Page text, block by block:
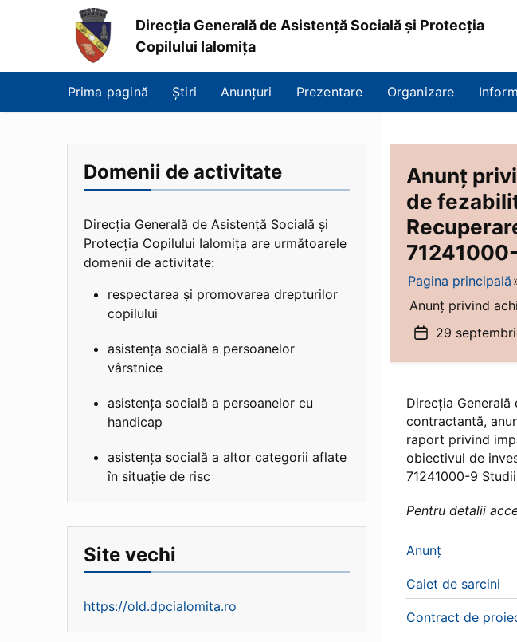
Direcția
Generală
Protecția
Copilului
Direcția Generală de Asistență Socială și Protecția
Copilului Ialomița
Prima pagină Știri Anunțuri Prezentare Organizare
Anunț
de
Pagina principală
Anunț privind
Dată29
Direcția
contractantă,
raport privind
obiectivul de
71241000-9
Pentru detalii
Anunț
Caiet de sarcini
Contract de
Domenii de activitate
Direcția Generală de Asistență Socială și
Protecția Copilului Ialomița are următoarele
domenii de activitate:
respectarea și promovarea drepturilor
copilului
asistența socială a persoanelor
vârstnice
asistența socială a persoanelor cu
handicap
asistența socială a altor categorii aflate
în situație de risc
Site vechi
https://old.dpcialomita.ro